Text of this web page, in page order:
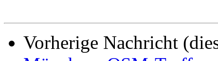
Vorherige Nachricht